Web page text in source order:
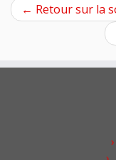
← Retour sur la